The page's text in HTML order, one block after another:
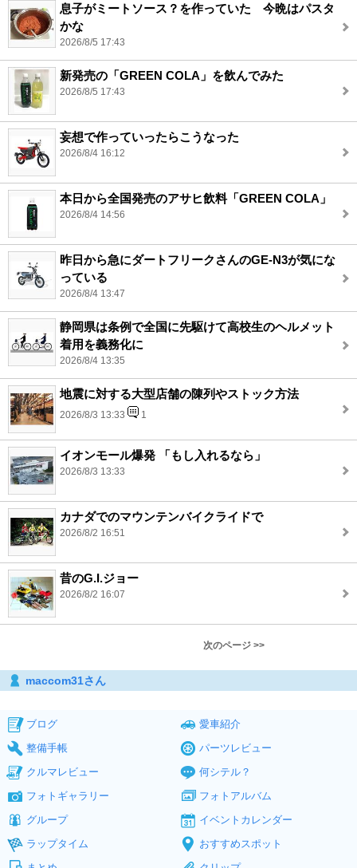
息子がミートソース？を作っていた 今晩はパスタ
かな
2026/8/5 17:43
新発売の「GREEN COLA」を飲んでみた
2026/8/5 17:43
妄想で作っていったらこうなった
2026/8/4 16:12
本日から全国発売のアサヒ飲料「GREEN COLA」
2026/8/4 14:56
昨日から急にダートフリークさんのGE-N3が気にな
っている
2026/8/4 13:47
静岡県は条例で全国に先駆けて高校生のヘルメット
着用を義務化に
2026/8/4 13:35
地震に対する大型店舗の陳列やストック方法
2026/8/3 13:33 1
イオンモール爆発 「もし入れるなら」
2026/8/3 13:33
カナダでのマウンテンバイクライドで
2026/8/2 16:51
昔のG.I.ジョー
2026/8/2 16:07
次のページ >>
maccom31さん
ブログ
愛車紹介
整備手帳
パーツレビュー
クルマレビュー
何シテル？
フォトギャラリー
フォトアルバム
グループ
イベントカレンダー
ラップタイム
おすすめスポット